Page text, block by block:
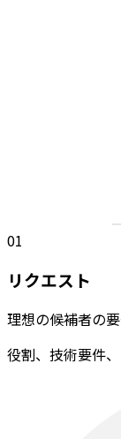
01
リクエスト
理想の候補者の
役割、技術要件